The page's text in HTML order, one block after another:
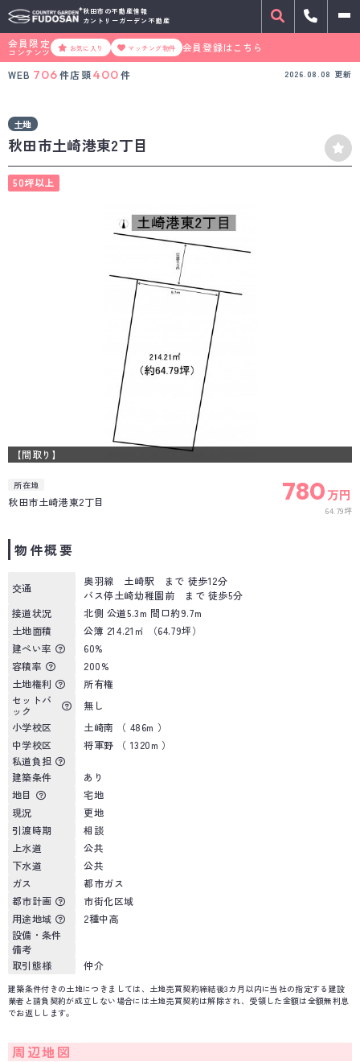
秋田市の不動産情報
カントリーガーデン不動産
会員限定
コンテンツ お気に入り マッチング物件
会員登録はこちら
WEB 706件店頭400 件 2026.08.08 更新
土地
秋田市土崎港東2丁目
50坪以上
【間取り】
所在地
秋田市土崎港東2丁目 780万円
64.79坪
物件概要
交通
奥羽線 土崎駅 まで 徒歩12分
バス停土崎幼稚園前 まで 徒歩5分
接道状況
北側 公道5.3m 間口約9.7m
土地面積
公簿 214.21㎡ （64.79坪）
建ぺい率
60%
容積率
200%
土地権利
所有権
セットバ
ック
無し
小学校区
土崎南 （ 486m ）
中学校区
将軍野 （ 1320m ）
私道負担
建築条件
あり
地目
宅地
現況
更地
引渡時期
相談
上水道
公共
下水道
公共
ガス
都市ガス
都市計画
市街化区域
用途地域
2種中高
設備・条件
備考
取引態様
仲介
建築条件付きの土地につきましては、土地売買契約締結後3カ月以内に当社の指定する建設
業者と請負契約が成立しない場合には土地売買契約は解除され、受領した金額は全額無利息
でお返しします。
周辺地図